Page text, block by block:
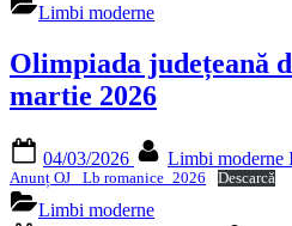
Limbi moderne
Olimpiada județeană
martie 2026
on
04/03/2026 Limbi moderne
Anunț OJ _Lb romanice_2026 Descarcă
Limbi moderne